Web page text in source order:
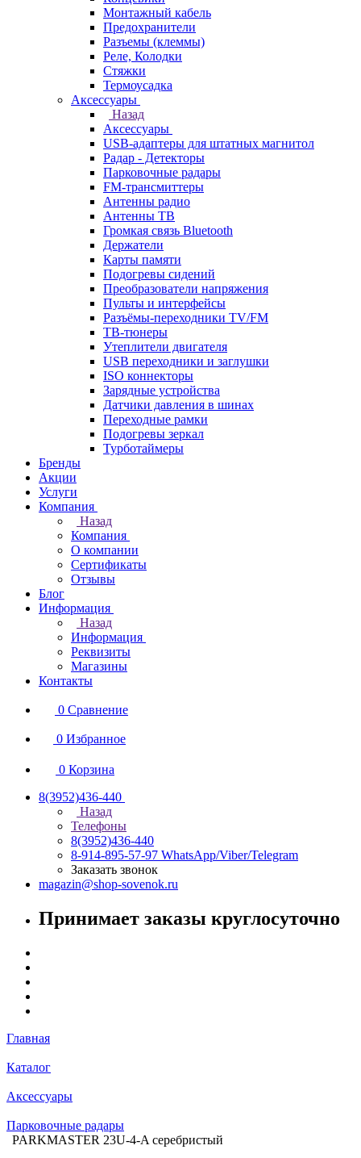
Монтажный кабель
Предохранители
Разъемы (клеммы)
Реле, Колодки
Стяжки
Термоусадка
Аксессуары
Назад
Аксессуары
USB-адаптеры для штатных магнитол
Радар - Детекторы
Парковочные радары
FM-трансмиттеры
Антенны радио
Антенны ТВ
Громкая связь Bluetooth
Держатели
Карты памяти
Подогревы сидений
Преобразователи напряжения
Пульты и интерфейсы
Разъёмы-переходники TV/FM
ТВ-тюнеры
Утеплители двигателя
USB переходники и заглушки
ISO коннекторы
Зарядные устройства
Датчики давления в шинах
Переходные рамки
Подогревы зеркал
Турботаймеры
Бренды
Акции
Услуги
Компания
Назад
Компания
О компании
Сертификаты
Отзывы
Блог
Информация
Назад
Информация
Реквизиты
Магазины
Контакты
0 Сравнение
0 Избранное
0 Корзина
8(3952)436-440
Назад
Телефоны
8(3952)436-440
8-914-895-57-97 WhatsApp/Viber/Telegram
Заказать звонок
magazin@shop-sovenok.ru
Принимает заказы круглосуточно
Главная
Каталог
Аксессуары
Парковочные радары
PARKMASTER 23U-4-A серебристый